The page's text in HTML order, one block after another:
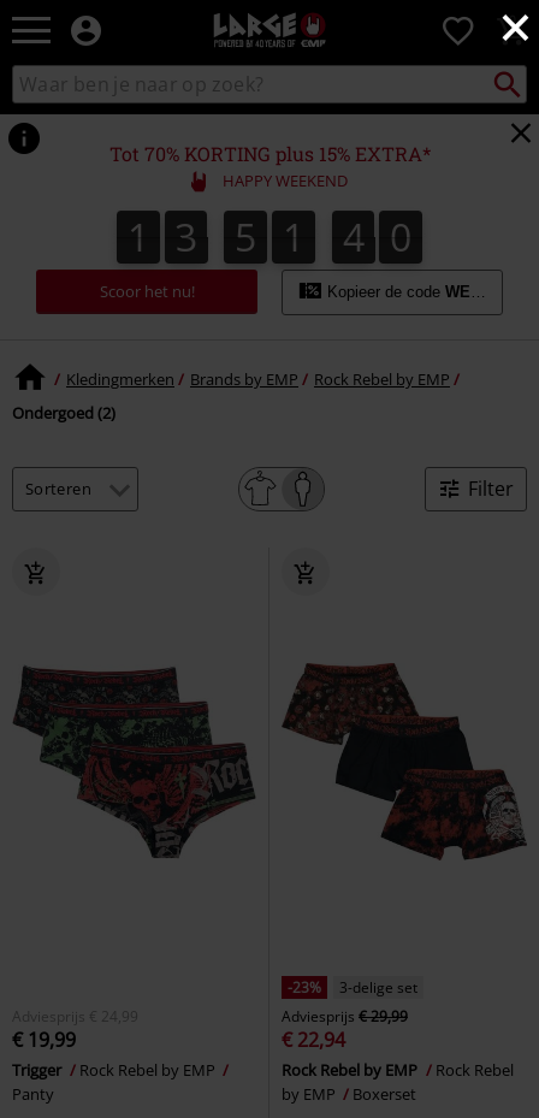
×
Large
–
Muziek-,
en
gaming-
merch
+
alternatieve
kleding
0
Zoek
in
catalogus
zoeken
Tot 70% KORTING plus 15% EXTRA*
HAPPY WEEKEND
1
1 3
3 5
5 1
1 3
4
3
4 9
0
9
1
0
Scoor het nu! Kopieer de code WEEKEND
Kledingmerken Brands by EMP
Rock Rebel by EMP
Ondergoed (2)
Filter
Adviesprijs € 24,99
€ 19,99
Trigger
Rock Rebel by EMP
Panty
-23%
3-delige set
Adviesprijs € 29,99
€ 22,94
Rock Rebel by EMP
Rock Rebel
by EMP
Boxerset